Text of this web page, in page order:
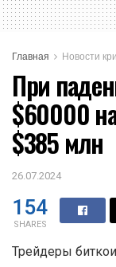
Главная Новости
При
$60000
$385 млн
26.07.2024
154
SHARES
Трейдеры